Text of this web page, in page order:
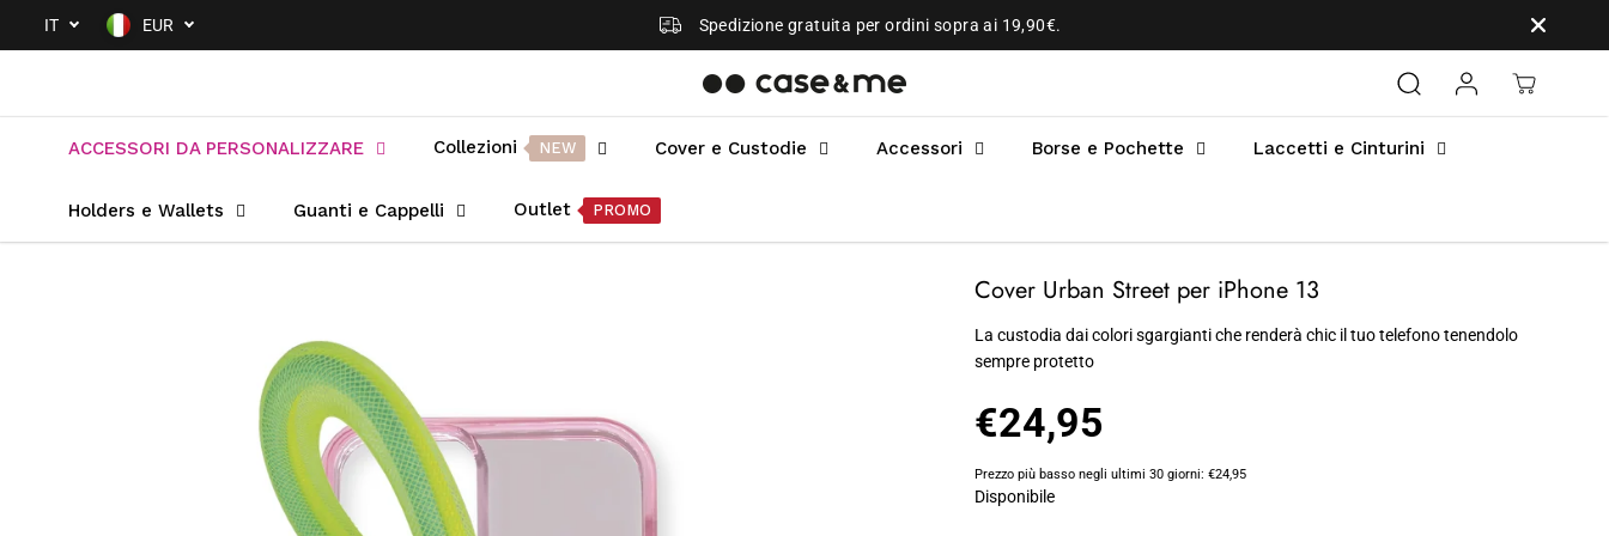
SALTA AL
CONTENUTO
IT EUR Spedizione gratuita per ordini sopra ai 19,90€.
ACCESSORI DA PERSONALIZZARE Collezioni NEW Cover e Custodie Accessori Borse e Pochette Laccetti e Cinturini
Holders e Wallets Guanti e Cappelli Outlet PROMO
Cover Urban Street per iPhone 13
La custodia dai colori sgargianti che renderà chic il tuo telefono tenendolo
sempre protetto
P
E
€24,95
Prezzo più basso negli ultimi 30 giorni: €24,95
Disponibile